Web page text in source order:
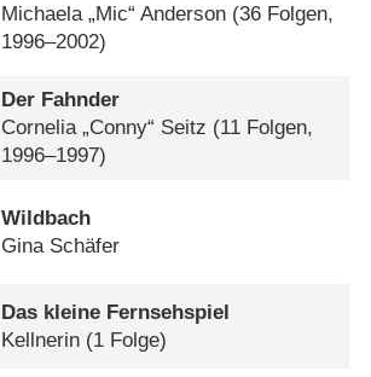
Michaela „Mic“ Anderson (36 Folgen,
1996–2002)
Der Fahnder
Cornelia „Conny“ Seitz (11 Folgen,
1996–1997)
Wildbach
Gina Schäfer
Das kleine Fernsehspiel
Kellnerin (1 Folge)